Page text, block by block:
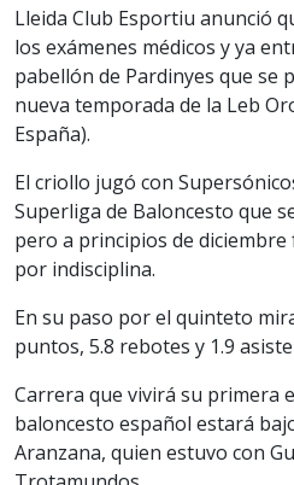
Lleida Club Esportiu anunció
los exámenes médicos y ya
pabellón de Pardinyes que
nueva temporada de la Leb
España).
El criollo jugó con
Superliga de Baloncesto que
pero a principios de
por indisciplina.
En su paso por el quinteto
puntos, 5.8 rebotes y 1.9
Carrera que vivirá su primera
baloncesto español estará
Aranzana, quien estuvo con